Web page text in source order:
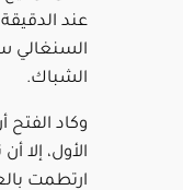
السنغالي
الشباك.
وكاد
الأول، إلا